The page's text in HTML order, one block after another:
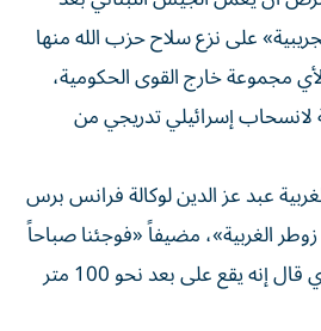
على نزع سلاح حزب الله منها
مجموعة خارج القوى الحكومية،
إسرائيلي تدريجي من
عبد عز الدين لوكالة فرانس برس
عائلة في زوطر الغربية»، مضيفاً «فوجئنا صباحاً
بوضع الساتر الترابي» الذي قال إنه يقع على بعد نحو 100 متر